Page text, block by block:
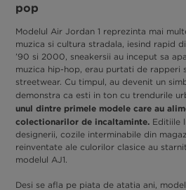
pop
Modelul Air Jordan 1 reprezinta mai
muzica si cultura stradala, iesind rapid
’90 si 2000, sneakersii au inceput sa
muzica hip-hop, erau purtati de rapperi
streetwear. Cu timpul, au devenit un
demonstra ca esti in ton cu trendurile
unul dintre primele modele care au
colectionarilor de incaltaminte. Editiile
designerii, cozile interminabile din
reinventate ale culorilor clasice au
modelul AJ1.
Desi se afla pe piata de atatia ani,